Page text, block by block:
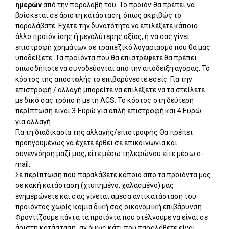
ημερώναπό την παραλαβή του. Το προϊόν θα πρέπει να
βρίσκεται σε άριστη κατάσταση, όπως ακριβώς το
παραλάβατε. Εχετε την δυνατότητα να επιλέξετε κάποιο
άλλο προϊόν ίσης ή μεγαλύτερης αξίας, ή να σας γίνει
επιστροφή χρημάτων σε τραπεζικό λογαριασμό που θα μας
υποδείξετε. Τα προιόντα που θα επιστρέψετε θα πρέπει
οπωσδήποτε να συνοδεύονται από την απόδειξη αγοράς. Το
κόστος της αποστολής το επιβαρύνεστε εσείς. Για την
επιστροφή / αλλαγή μπορείτε να επιλέξετε να τα στείλετε
με δικό σας τρόπο ή με τη ACS. Το κόστος στη δεύτερη
περίπτωση είναι 3 Ευρώ για απλή επιστροφή και 4 Ευρώ
για αλλαγή.
Για τη διαδικασία της αλλαγής/επιστροφής Θα πρέπει
προηγουμένως να έχετε έρθει σε επικοινωνία και
συνεννόηση μαζί μας, είτε μέσω τηλεφώνου είτε μέσω e-
mail.
Σε περίπτωση που παραλάβετε κάποιο απο τα προϊόντα μας
σε κακή κατάσταση (χτυπημένο, χαλασμένο) μας
ενημερώνετε και σας γίνεται άμεσα αντικατάσταση του
προϊόντος χωρίς καμία δική σας οικονομική επιβάρυνση.
Φροντίζουμε πάντα τα προϊόντα που στέλνουμε να είναι σε